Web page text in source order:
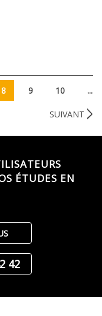
8 9 10
...
SUIVANT
ÉTUDES EN
42